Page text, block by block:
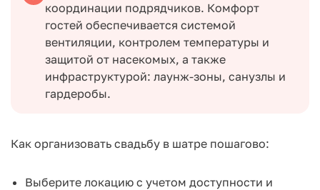
координации подрядчиков. Комфорт
гостей обеспечивается системой
вентиляции, контролем температуры и
защитой от насекомых, а также
инфраструктурой: лаунж-зоны, санузлы и
гардеробы.
Как организовать свадьбу в шатре пошагово:
Выберите локацию с учетом доступности и